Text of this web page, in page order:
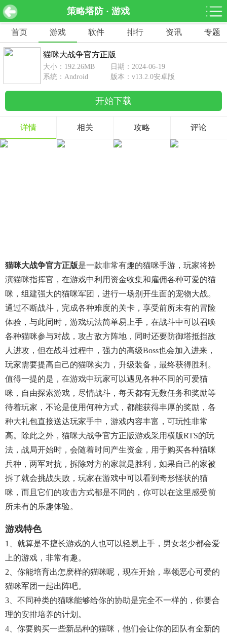
策略塔防 · 游戏
网游分类 软件分类
休闲益智
462款游戏
赛车竞速
122款游戏
43款游戏
1642款游戏
动作射击
351款游戏
69款游戏
经营养成
策略塔防
冒险解谜
首页 游戏 软件 排行 资讯 专题
猫咪大战争官方正版 v13.2.0安卓版 下载
猫咪大战争官方正版
大小：192.26MB
日期：2024-06-19
系统：Android
版本：v13.2.0安卓版
开始下载
详情 相关 攻略 评论
猫咪大战争官方正版是一款非常有趣的猫咪手游，玩家将扮
演猫咪指挥官，在游戏中利用资金收集和雇佣各种可爱的猫
咪，组建强大的猫咪军团，进行一场别开生面的宠物大战。
通过不断战斗，完成各种难度的关卡，享受前所未有的冒险
体验，与此同时，游戏玩法简单易上手，在战斗中可以召唤
各种猫咪参与对战，攻占敌方阵地，同时还要防御塔抵挡敌
人进攻，但在战斗过程中，强力的高级boss也会加入进来，
玩家需要提高自己的猫咪实力，升级装备，最终获得胜利。
值得一提的是，在游戏中玩家可以遇见各种不同的可爱猫
咪，自由探索游戏，尽情战斗，每天都有无数任务和奖励等
待着玩家，不论是使用何种方式，都能获得丰厚的奖励，各
种大礼包直接送达玩家手中，游戏内容丰富，可玩性非常
高。除此之外，猫咪大战争官方正版游戏采用横版RTS的玩
法，战局开始时，会随着时间产生资金，用于购买各种猫咪
兵种，两军对抗，拆除对方的家就是胜利，如果自己的家被
拆了就会挑战失败，玩家在游戏中可以看到奇形怪状的猫
咪，而且它们的攻击方式都是不同的，你可以在这里感受前
所未有的乐趣体验。
游戏特色
1、就算是不擅长游戏的人也可以轻易上手，男女老少都会爱
上的游戏，非常有趣。
2、你能培育出怎麽样的猫咪呢，现在开始，率领恶心可爱的
猫咪军团一起出阵吧。
3、不同种类的猫咪能够给你的协助是完全不一样的，你要合
理的安排培养的计划。
4、你要购买一些新品种的猫咪，他们会让你的团队有全新的